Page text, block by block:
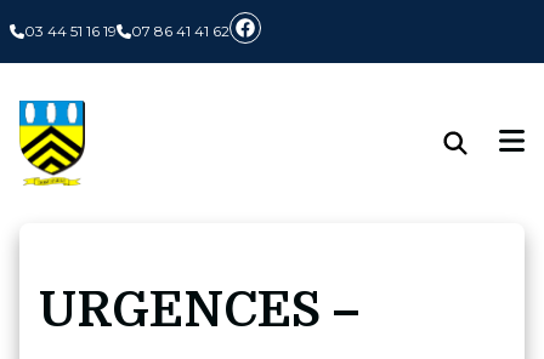
03 44 51 16 19 07 86 41 41 62
URGENCES –
Panneau de gestion des cookies